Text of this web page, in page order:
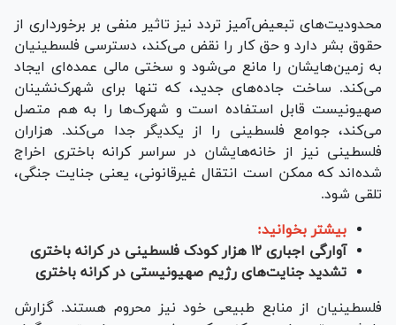
محدودیت‌های تبعیض‌آمیز تردد نیز تاثیر منفی بر برخورداری از
حقوق بشر دارد و حق کار را نقض می‌کند، دسترسی فلسطینیان
به زمین‌هایشان را مانع می‌شود و سختی مالی عمده‌ای ایجاد
می‌کند. ساخت جاده‌های جدید، که تنها برای شهرک‌نشینان
صهیونیست قابل استفاده است و شهرک‌ها را به هم متصل
می‌کند، جوامع فلسطینی را از یکدیگر جدا می‌کند. هزاران
فلسطینی نیز از خانه‌هایشان در سراسر کرانه باختری اخراج
شده‌اند که ممکن است انتقال غیرقانونی، یعنی جنایت جنگی،
تلقی شود.
بیشتر بخوانید:
آوارگی اجباری ۱۲ هزار کودک فلسطینی در کرانه باختری
تشدید جنایت‌های رژیم صهیونیستی در کرانه باختری
فلسطینیان از منابع طبیعی خود نیز محروم هستند. گزارش